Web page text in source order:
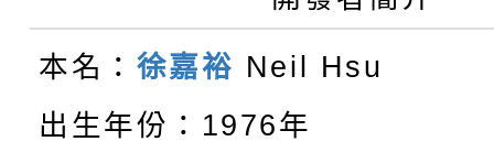
學年度第1學期第7次代
結果(第11招)
【甄選結果(第3招)】
學年度第1學期第9次代
結果(第3招)
【甄選結果(第4招)】
學年度第1學期第9次代
【甄選結果(第12招)】
本名： 徐嘉裕 Neil Hsu
出生年份：1976年